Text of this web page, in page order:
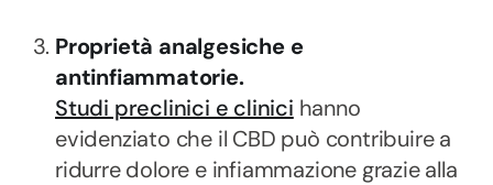
Proprietà analgesiche e
antinfiammatorie.
Studi preclinici e clinici hanno
evidenziato che il CBD può contribuire a
ridurre dolore e infiammazione grazie alla